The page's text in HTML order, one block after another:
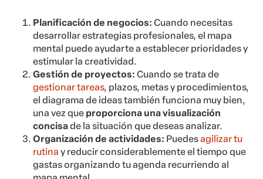
Planificación de negocios: Cuando necesitas
desarrollar estrategias profesionales, el mapa
mental puede ayudarte a establecer prioridades y
estimular la creatividad.
Gestión de proyectos: Cuando se trata de
gestionar tareas, plazos, metas y procedimientos,
el diagrama de ideas también funciona muy bien,
una vez que proporciona una visualización
concisade la situación que deseas analizar.
Organización de actividades: Puedesagilizar tu
rutina y reducir considerablemente el tiempo que
gastas organizando tu agenda recurriendo al